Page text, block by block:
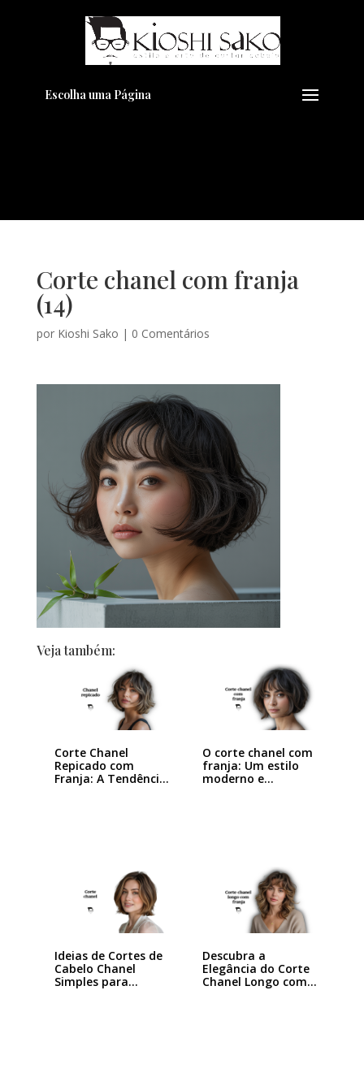
Escolha uma Página
Corte chanel com franja
(14)
por Kioshi Sako | 0 Comentários
Veja também:
Corte Chanel
Repicado com
Franja: A Tendência
O corte chanel com
franja: Um estilo
moderno e…
Ideias de Cortes de
Cabelo Chanel
Simples para…
Descubra a
Elegância do Corte
Chanel Longo com…
Pensando em transformar seu
Visual??